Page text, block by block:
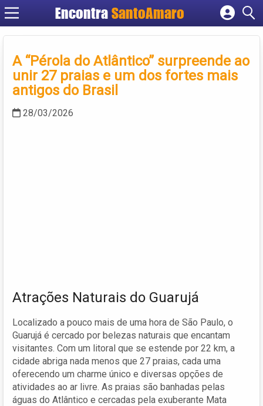
Encontra SantoAmaro
Cadastrar empresa
Criar conta
A “Pérola do Atlântico” surpreende ao
unir 27 praias e um dos fortes mais
antigos do Brasil
28/03/2026
Atrações Naturais do Guarujá
Localizado a pouco mais de uma hora de São Paulo, o
Guarujá é cercado por belezas naturais que encantam
visitantes. Com um litoral que se estende por 22 km, a
cidade abriga nada menos que 27 praias, cada uma
oferecendo um charme único e diversas opções de
atividades ao ar livre. As praias são banhadas pelas
águas do Atlântico e cercadas pela exuberante Mata